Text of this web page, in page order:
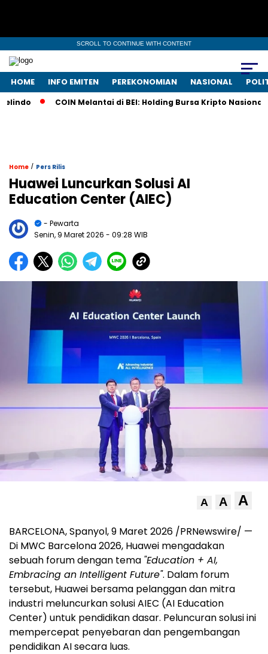
SCROLL TO CONTINUE WITH CONTENT
HOME INFO EMITEN PEREKONOMIAN NASIONAL
COIN Melantai di BEI: Holding Bursa Kripto Nasional
Home / Pers Rilis
Huawei Luncurkan Solusi AI
Education Center (AIEC)
- Pewarta
Senin, 9 Maret 2026 - 09:28 WIB
A A A
BARCELONA, Spanyol, 9 Maret 2026 /PRNewswire/ —
Di MWC Barcelona 2026, Huawei mengadakan
sebuah forum dengan tema "Education + AI,
Embracing an Intelligent Future". Dalam forum
tersebut, Huawei bersama pelanggan dan mitra
industri meluncurkan solusi AIEC (AI Education
Center) untuk pendidikan dasar. Peluncuran solusi ini
mempercepat penyebaran dan pengembangan
pendidikan AI secara luas.